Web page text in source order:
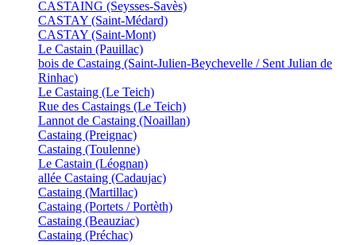
CASTAING (Seysses-Savès)
CASTAY (Saint-Médard)
CASTAY (Saint-Mont)
Le Castain (Pauillac)
bois de Castaing (Saint-Julien-Beychevelle / Sent Julian de
Rinhac)
Le Castaing (Le Teich)
Rue des Castaings (Le Teich)
Lannot de Castaing (Noaillan)
Castaing (Preignac)
Castaing (Toulenne)
Le Castain (Léognan)
allée Castaing (Cadaujac)
Castaing (Martillac)
Castaing (Portets / Portèth)
Castaing (Beauziac)
Castaing (Préchac)